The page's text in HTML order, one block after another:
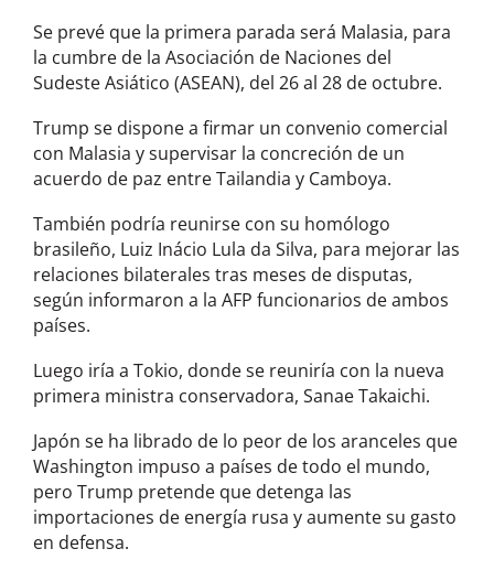
Se prevé que la primera parada será Malasia, para
la cumbre de la Asociación de Naciones del
Sudeste Asiático (ASEAN), del 26 al 28 de octubre.
Trump se dispone a firmar un convenio comercial
con Malasia y supervisar la concreción de un
acuerdo de paz entre Tailandia y Camboya.
También podría reunirse con su homólogo
brasileño, Luiz Inácio Lula da Silva, para mejorar las
relaciones bilaterales tras meses de disputas,
según informaron a la AFP funcionarios de ambos
países.
Luego iría a Tokio, donde se reuniría con la nueva
primera ministra conservadora, Sanae Takaichi.
Japón se ha librado de lo peor de los aranceles que
Washington impuso a países de todo el mundo,
pero Trump pretende que detenga las
importaciones de energía rusa y aumente su gasto
en defensa.